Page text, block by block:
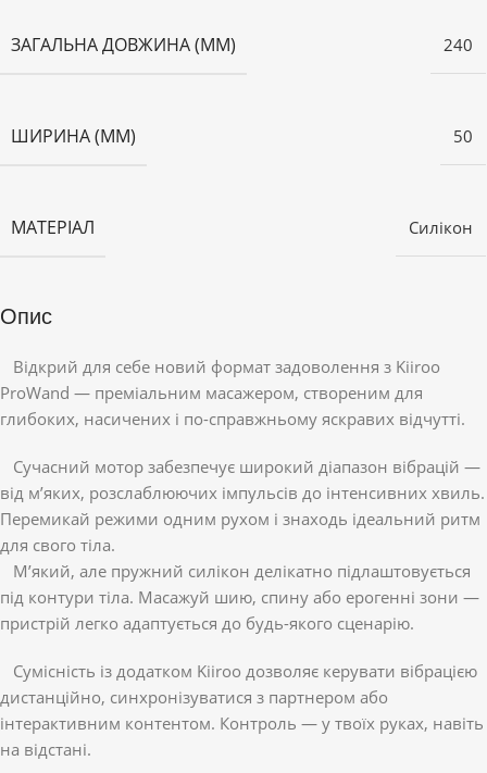
ЗАГАЛЬНА ДОВЖИНА (ММ) 240
ШИРИНА (ММ) 50
МАТЕРІАЛ Силікон
Опис
Відкрий для себе новий формат задоволення з Kiiroo
ProWand — преміальним масажером, створеним для
глибоких, насичених і по-справжньому яскравих відчутті.
Сучасний мотор забезпечує широкий діапазон вібрацій —
від м’яких, розслаблюючих імпульсів до інтенсивних хвиль.
Перемикай режими одним рухом і знаходь ідеальний ритм
для свого тіла.
М’який, але пружний силікон делікатно підлаштовується
під контури тіла. Масажуй шию, спину або ерогенні зони —
пристрій легко адаптується до будь-якого сценарію.
Сумісність із додатком Kiiroo дозволяє керувати вібрацією
дистанційно, синхронізуватися з партнером або
інтерактивним контентом. Контроль — у твоїх руках, навіть
на відстані.